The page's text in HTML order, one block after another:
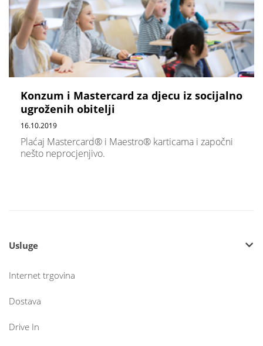
Konzum i Mastercard za djecu iz socijalno
ugroženih obitelji
16.10.2019
Plaćaj Mastercard® i Maestro® karticama i započni
nešto neprocjenjivo.
Usluge
Internet trgovina
Dostava
Drive In